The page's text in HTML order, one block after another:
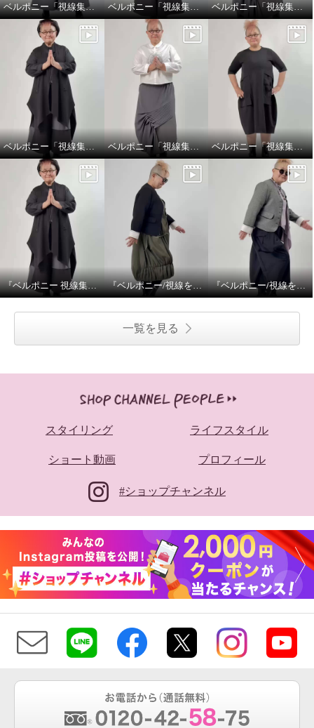
ベルポニー「視線集める大人の遊びを装う」 ベルポニー「視線集める大人の遊びを装う」 ベルポニー「視線集める大人の遊びを装う」
ベルポニー「視線集める大人の遊びを装う」 ベルポニー「視線集める大人の遊びを装う」 ベルポニー「視線集める大人の遊びを装う」
『ベルポニー 視線集める大人の遊びを装う』 5月11日（月） 12:00〜 / 20:00〜（生放送） 『ベルポニー/視線を集める大人の遊びを装う』 『ベルポニー/視線を集める大人の遊びを装う』
一覧を見る
スタイリング ライフスタイル
ショート動画 プロフィール
#ショップチャンネル